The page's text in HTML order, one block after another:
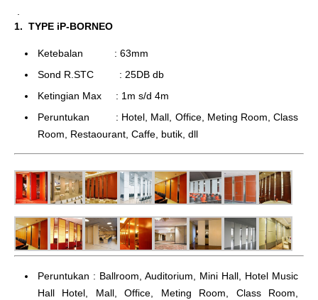
1. TYPE iP-BORNEO
Ketebalan : 63mm
Sond R.STC : 25DB db
Ketingian Max : 1m s/d 4m
Peruntukan : Hotel, Mall, Office, Meting Room, Class
Room, Restaourant, Caffe, butik, dll
Peruntukan : Ballroom, Auditorium, Mini Hall, Hotel Music
Hall Hotel, Mall, Office, Meting Room, Class Room,